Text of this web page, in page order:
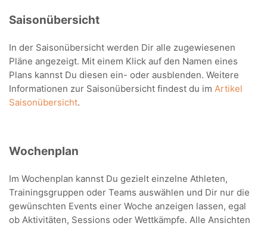
Saisonübersicht
In der Saisonübersicht werden Dir alle zugewiesenen
Pläne angezeigt. Mit einem Klick auf den Namen eines
Plans kannst Du diesen ein- oder ausblenden. Weitere
Informationen zur Saisonübersicht findest du im Artikel
Saisonübersicht.
Wochenplan
Im Wochenplan kannst Du gezielt einzelne Athleten,
Trainingsgruppen oder Teams auswählen und Dir nur die
gewünschten Events einer Woche anzeigen lassen, egal
ob Aktivitäten, Sessions oder Wettkämpfe. Alle Ansichten